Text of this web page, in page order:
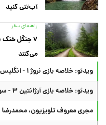
آب‌تنی کنید
راهنمای سفر
۷ جنگل
می‌کنند
ویدئو: خلاصه بازی نروژ ۱ - انگلیس ۲
ویدئو: خلاصه بازی آرژانتین ۳ - سوئیس ۱
مجری معروف تلویزیون،